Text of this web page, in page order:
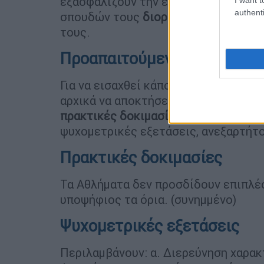
σπουδών τους διορίζονται
τους.
Προαπαιτούμενες εξετάσεις
Για να εισαχθεί κάποιος μαθητής σε
αρχικά να αποκτήσει τα απαιτούμενα
πρακτικές δοκιμασίες
ψυχομετρικές εξετάσεις,
Πρακτικές δοκιμασίες
Τα Αθλήματα δεν προσδίδουν
υποψήφιος τα όρια. (συνημμένο)
Ψυχομετρικές εξετάσεις
Περιλαμβάνουν: α. Διερεύνηση